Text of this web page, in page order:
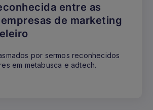
entre as
de marketing
por sermos reconhecidos
em metabusca e adtech.